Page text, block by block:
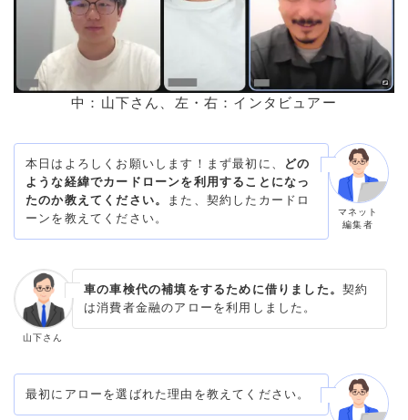
中：山下さん、左・右：インタビュアー
本日はよろしくお願いします！まず最初に、
どの
ような経緯でカードローンを利用することになっ
たのか教えてください。
また、契約したカードロ
ーンを教えてください。
マネット
編集者
山下さん
車の車検代の補填をするために借りました。 契約
は消費者金融のアローを利用しました。
最初にアローを選ばれた理由を教えてください。